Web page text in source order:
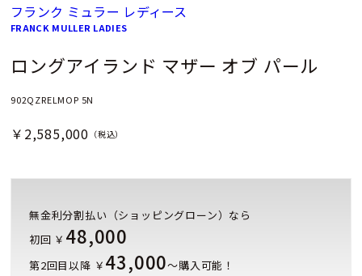
フランク ミュラー レディース
FRANCK MULLER LADIES
ロングアイランド マザー オブ パール
902QZRELMOP 5N
￥2,585,000 （税込）
無金利分割払い（ショッピングローン）なら
初回 ￥ 48,000
第2回目以降 ￥ 43,000～購入可能！